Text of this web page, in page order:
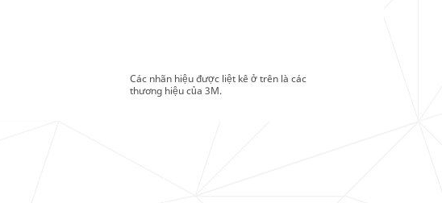
Các nhãn hiệu được liệt kê ở trên là các
thương hiệu của 3M.